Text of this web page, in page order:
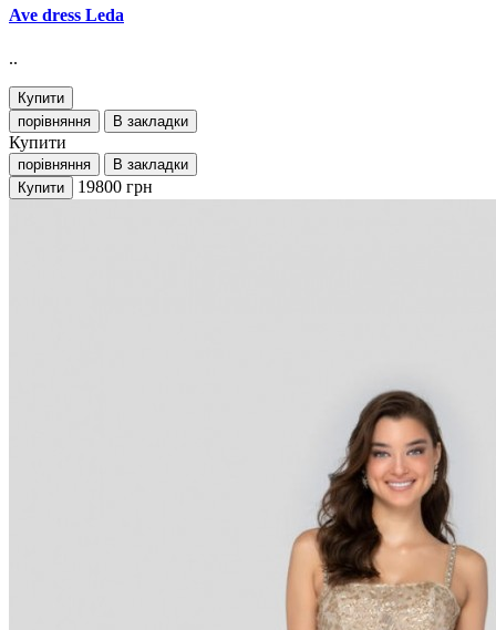
Ave dress Leda
..
Купити
порівняння
В закладки
Купити
порівняння
В закладки
Купити
19800 грн